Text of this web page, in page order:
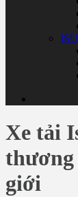
Xe tải
thương
giới